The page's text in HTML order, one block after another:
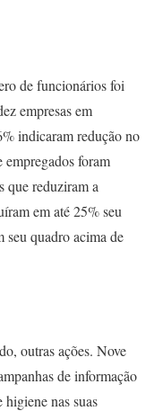
de funcionários foi
empresas em
indicaram redução no
empregados foram
que reduziram a
em até 25% seu
seu quadro acima de
outras ações. Nove
de informação
higiene nas suas